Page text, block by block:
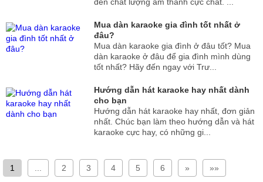
đến chất lượng âm thanh cực chất. ...
Mua dàn karaoke gia đình tốt nhất ở
đâu?
Mua dàn karaoke gia đình ở đâu tốt? Mua
dàn karaoke ở đâu để gia đình mình dùng
tốt nhất? Hãy đến ngay với Trư...
Hướng dẫn hát karaoke hay nhất dành
cho bạn
Hướng dẫn hát karaoke hay nhất, đơn giản
nhất. Chúc bạn làm theo hướng dẫn và hát
karaoke cực hay, có những gi...
1 ... 2 3 4 5 6 » »»